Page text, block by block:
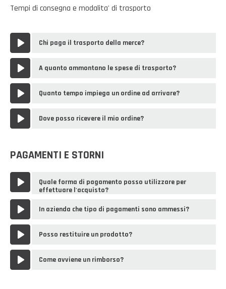
Giardinaggio e Ferramenta
CATALOGHI
Tempi di consegna e modalita' di trasporto
Chi paga il trasporto della merce?
A quanto ammontano le spese di trasporto?
Quanto tempo impiega un ordine ad arrivare?
Dove posso ricevere il mio ordine?
PAGAMENTI E STORNI
Quale forma di pagamento posso utilizzare per
effettuare l'acquisto?
In azienda che tipo di pagamenti sono ammessi?
Posso restituire un prodotto?
Come avviene un rimborso?